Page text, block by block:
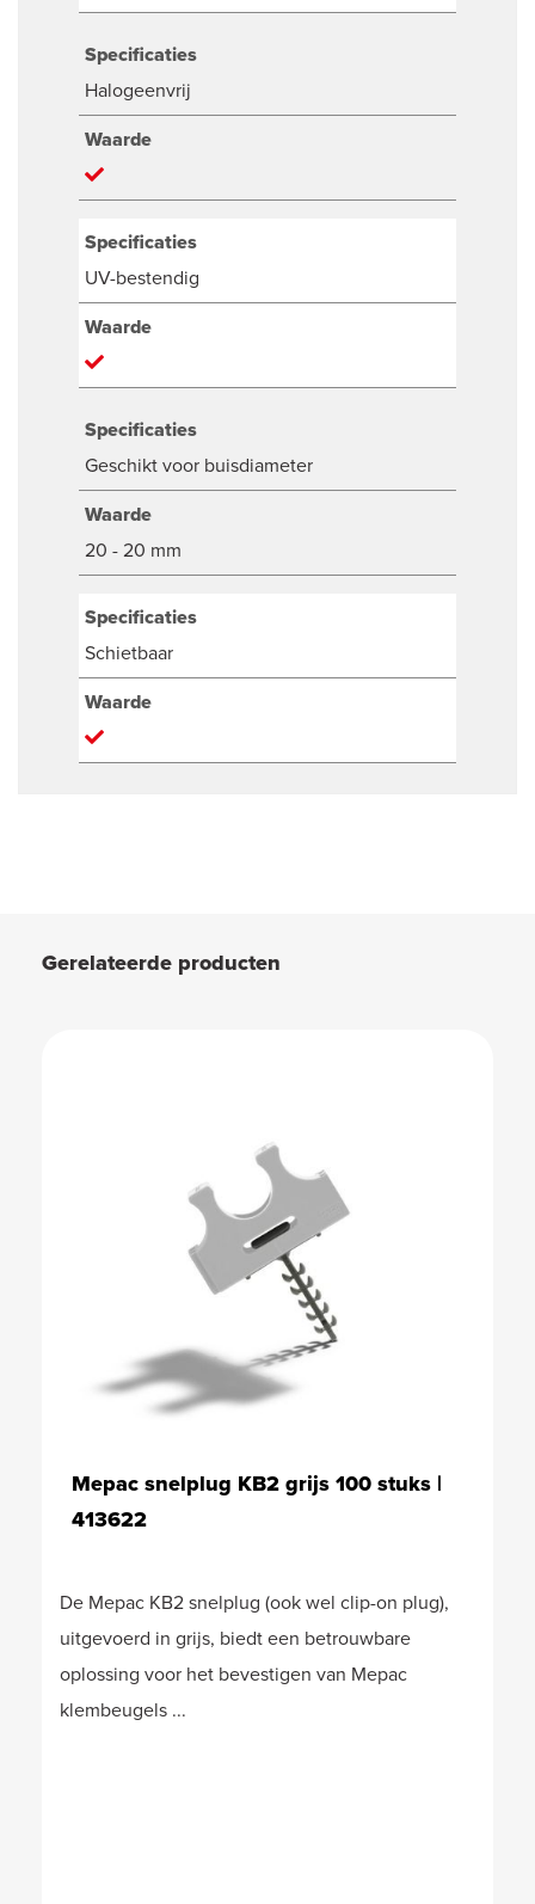
Specificaties
Halogeenvrij
Waarde
Specificaties
UV-bestendig
Waarde
Specificaties
Geschikt voor buisdiameter
Waarde
20 - 20 mm
Specificaties
Schietbaar
Waarde
Gerelateerde producten
Mepac snelplug KB2 grijs 100 stuks |
413622
De Mepac KB2 snelplug (ook wel clip-on plug),
uitgevoerd in grijs, biedt een betrouwbare
oplossing voor het bevestigen van Mepac
klembeugels ...